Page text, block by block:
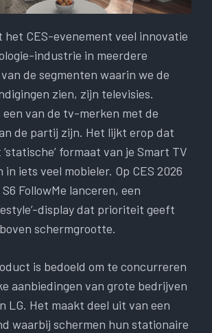
het CES-evenement veel innovatie
industrie in meerdere
de segmenten waarin we de
zien, zijn televisies.
een van de tv-merken met de
de partij zijn. Het lijkt erop dat
formaat van je Smart TV
iets veel mobieler. Op CES 2026
FollowMe lanceren, een
display dat prioriteit geeft
schermgrootte.
is bedoeld om te concurreren
aanbiedingen van grote bedrijven
LG. Het maakt deel uit van een
waarbij schermen hun stationaire